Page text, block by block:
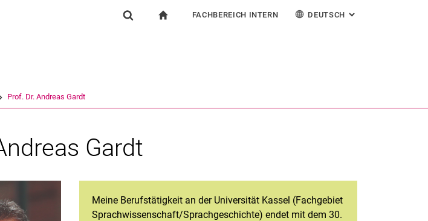
Springe direkt zu: Inhalt
Springe direkt zu: Suche
Springe direkt zu: Hauptnavigation
FACHBEREICH INTERN DEUTSCH : ALTERNATIVE
Prof. Dr. Andreas Gardt
Gardt
Meine Berufstätigkeit an der Universität Kassel (Fachgebiet
Sprachwissenschaft/Sprachgeschichte) endet mit dem 30.